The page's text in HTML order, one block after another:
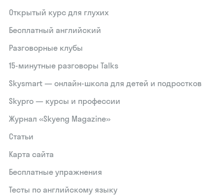
Открытый курс для глухих
Бесплатный английский
Разговорные клубы
15‑минутные разговоры Talks
Skysmart — онлайн-школа для детей и подростков
Skypro — курсы и профессии
Журнал «Skyeng Magazine»
Статьи
Карта сайта
Бесплатные упражнения
Тесты по английскому языку